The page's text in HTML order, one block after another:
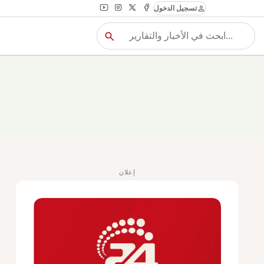
personتسجيل الدخول
بحث search
إعلان